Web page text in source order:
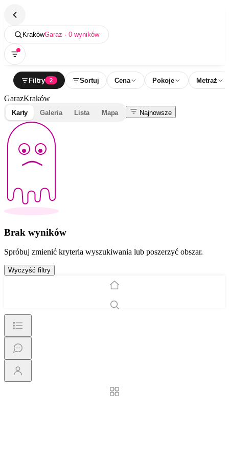
KrakówGaraz · 0 wyników
Filtry 2 Sortuj Cena Pokoje Metraż
GarazKraków
Karty Galeria Lista Mapa Najnowsze
Brak wyników
Spróbuj zmienić kryteria wyszukiwania lub poszerzyć obszar.
Wyczyść filtry